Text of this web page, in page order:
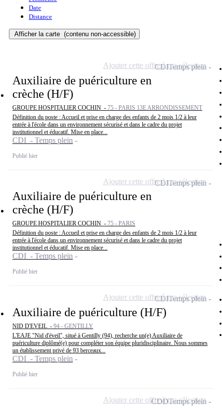
Date
Distance
Afficher la carte (contenu non-accessible)
Auxiliaire de puériculture en
crèche (H/F)
GROUPE HOSPITALIER COCHIN - 75 - PARIS 13E ARRONDISSEMENT
Définition du poste : Accueil et prise en charge des enfants de 2 mois 1/2 à leur
entrée à l'école dans un environnement sécurisé et dans le cadre du projet
institutionnel et éducatif. Mise en place...
CDI - Temps plein
Publié hier
CDITemps plein
Ajouter cette offre à ma sélection
Auxiliaire de puériculture en
crèche (H/F)
GROUPE HOSPITALIER COCHIN - 75 - PARIS
Définition du poste : Accueil et prise en charge des enfants de 2 mois 1/2 à leur
entrée à l'école dans un environnement sécurisé et dans le cadre du projet
institutionnel et éducatif. Mise en place...
CDI - Temps plein
Publié hier
CDITemps plein
Ajouter cette offre à ma sélection
Auxiliaire de puériculture (H/F)
NID D'EVEIL - 94 - GENTILLY
L'EAJE "Nid d'éveil", situé à Gentilly (94), recherche un(e) Auxiliaire de
puériculture diplômé(e) pour compléter son équipe pluridisciplinaire. Nous sommes
un établissement privé de 93 berceaux...
CDI - Temps plein
Publié hier
CDITemps plein
Ajouter cette offre à ma sélection
CDDTemps plein
Ajouter cette offre à ma sélection